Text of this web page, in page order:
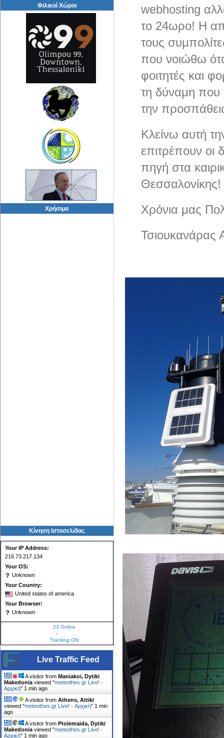
Φιλικοί Χώροι
Χρήσιμα
Κίνηση Ιστοσελίδας
Your IP Address:
216.73.217.134
Your OS:
Unknown
Your Country:
United states of america
Your Browser:
Unknown
23 Online
-
Tracking ON
Live Traffic Feed
A visitor fromManiakoi, Dytiki
Makedonia viewed "meteothes.gr Live! -
Αρχική" 1 min ago
A visitor fromAthens, Attiki
viewed "meteothes.gr Live! - Αρχική" 1 min
ago
A visitor fromPtolemaida, Dytiki
Makedonia viewed "meteothes.gr Live! -
Αρχική" 1 min ago
webhosting
το 24ωρο! Η
τους
που νοιώθω
φοιτητές και
τη δύναμη που
την
Κλείνω αυτή
επιτρέπουν οι
πηγή στα
Θεσσαλονίκης!
Χρόνια μας
Τσιουκανάρας